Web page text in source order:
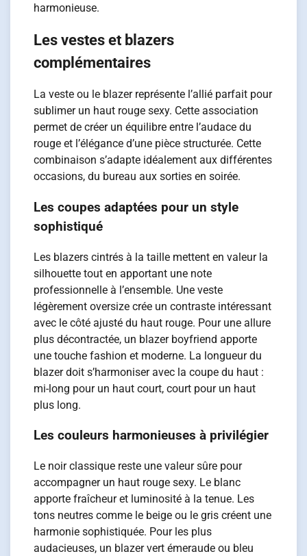
harmonieuse.
Les vestes et blazers
complémentaires
La veste ou le blazer représente l’allié parfait pour
sublimer un haut rouge sexy. Cette association
permet de créer un équilibre entre l’audace du
rouge et l’élégance d’une pièce structurée. Cette
combinaison s’adapte idéalement aux différentes
occasions, du bureau aux sorties en soirée.
Les coupes adaptées pour un style
sophistiqué
Les blazers cintrés à la taille mettent en valeur la
silhouette tout en apportant une note
professionnelle à l’ensemble. Une veste
légèrement oversize crée un contraste intéressant
avec le côté ajusté du haut rouge. Pour une allure
plus décontractée, un blazer boyfriend apporte
une touche fashion et moderne. La longueur du
blazer doit s’harmoniser avec la coupe du haut :
mi-long pour un haut court, court pour un haut
plus long.
Les couleurs harmonieuses à privilégier
Le noir classique reste une valeur sûre pour
accompagner un haut rouge sexy. Le blanc
apporte fraîcheur et luminosité à la tenue. Les
tons neutres comme le beige ou le gris créent une
harmonie sophistiquée. Pour les plus
audacieuses, un blazer vert émeraude ou bleu